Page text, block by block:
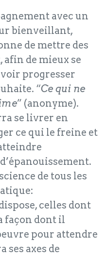
avec un
bienveillant,
de mettre des
afin de mieux se
progresser
“Ce qui ne
” (anonyme).
se livrer en
ce qui le freine et
de tous les
celles dont
façon dont il
pour attendre
ses axes de